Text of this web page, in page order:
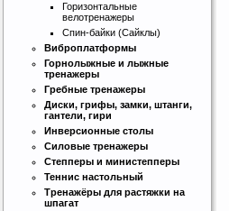
Горизонтальные
велотренажеры
Спин-байки (Сайклы)
Виброплатформы
Горнолыжные и лыжные
тренажеры
Гребные тренажеры
Диски, грифы, замки, штанги,
гантели, гири
Инверсионные столы
Силовые тренажеры
Степперы и министепперы
Теннис настольный
Тренажёры для растяжки на
шпагат
Интернет магазин SportLife
Работаем на рынке спортивных
товаров с 2008 года!
Бесплатная сборка и доставка
товара!